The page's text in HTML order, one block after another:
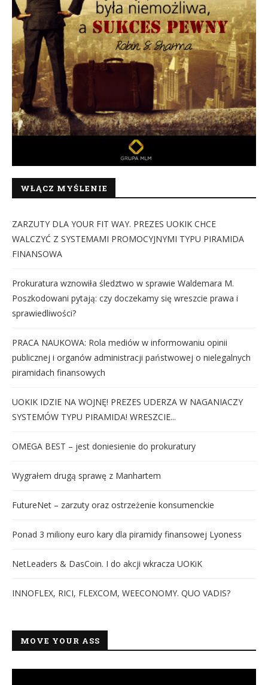
WŁĄCZ MYŚLENIE
ZARZUTY DLA YOUR FIT WAY. PREZES UOKIK CHCE
WALCZYĆ Z SYSTEMAMI PROMOCYJNYMI TYPU PIRAMIDA
FINANSOWA
Prokuratura wznowiła śledztwo w sprawie Waldemara M.
Poszkodowani pytają: czy doczekamy się wreszcie prawa i
sprawiedliwości?
PRACA NAUKOWA: Rola mediów w informowaniu opinii
publicznej i organów administracji państwowej o nielegalnych
piramidach finansowych
UOKIK IDZIE NA WOJNĘ! PREZES UDERZA W NAGANIACZY
SYSTEMÓW TYPU PIRAMIDA! WRESZCIE...
OMEGA BEST – jest doniesienie do prokuratury
Wygrałem drugą sprawę z Manhartem
FutureNet – zarzuty oraz ostrzeżenie konsumenckie
Ponad 3 miliony euro kary dla piramidy finansowej Lyoness
NetLeaders & DasCoin. I do akcji wkracza UOKiK
INNOFLEX, RICI, FLEXCOM, WEECONOMY. QUO VADIS?
MOVE YOUR ASS